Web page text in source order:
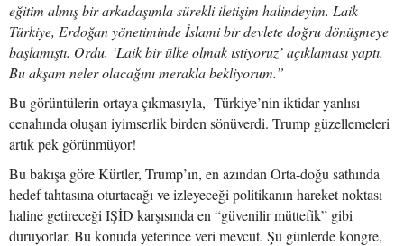
eğitim almış bir arkadaşımla sürekli iletişim halindeyim. Laik
Türkiye, Erdoğan yönetiminde İslami bir devlete doğru dönüşmeye
başlamıştı. Ordu, ‘Laik bir ülke olmak istiyoruz’ açıklaması yaptı.
Bu akşam neler olacağını merakla bekliyorum.”
Bu görüntülerin ortaya çıkmasıyla, Türkiye’nin iktidar yanlısı
cenahında oluşan iyimserlik birden sönüverdi. Trump güzellemeleri
artık pek görünmüyor!
Bu bakışa göre Kürtler, Trump’ın, en azından Orta-doğu sathında
hedef tahtasına oturtacağı ve izleyeceği politikanın hareket noktası
haline getireceği IŞİD karşısında en “güvenilir müttefik” gibi
duruyorlar. Bu konuda yeterince veri mevcut. Şu günlerde kongre,